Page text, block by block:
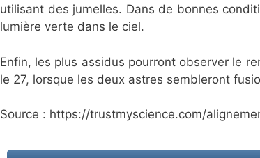
utilisant des jumelles. Dans de bonnes
lumière verte dans le ciel.
Enfin, les plus assidus pourront observer le
le 27, lorsque les deux astres sembleront
Source : https://trustmyscience.com/